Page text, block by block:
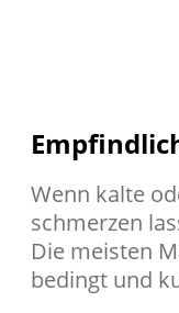
Wenn kalte
schmerzen
Die meisten
bedingt und